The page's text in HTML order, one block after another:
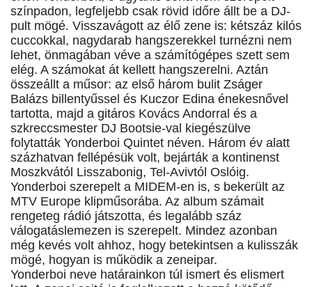
színpadon, legfeljebb csak rövid időre állt be a DJ-
pult mögé. Visszavágott az élő zene is: kétszáz kilós
cuccokkal, nagydarab hangszerekkel turnézni nem
lehet, önmagában véve a számítógépes szett sem
elég. A számokat át kellett hangszerelni. Aztán
összeállt a műsor: az első három bulit Zságer
Balázs billentyűssel és Kuczor Edina énekesnővel
tartotta, majd a gitáros Kovács Andorral és a
szkreccsmester DJ Bootsie-val kiegészülve
folytatták Yonderboi Quintet néven. Három év alatt
százhatvan fellépésük volt, bejárták a kontinenst
Moszkvától Lisszabonig, Tel-Avivtól Oslóig.
Yonderboi szerepelt a MIDEM-en is, s bekerült az
MTV Europe klipműsorába. Az album számait
rengeteg rádió játszotta, és legalább száz
válogatáslemezen is szerepelt. Mindez azonban
még kevés volt ahhoz, hogy betekintsen a kulisszák
mögé, hogyan is működik a zeneipar.
Yonderboi neve határainkon túl ismert és elismert